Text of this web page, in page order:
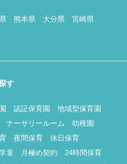
熊本県 大分県
宮崎県
す
認証保育園
地域型保育園
ナーサリールーム
幼稚園
夜間保育
休日保育
童 月極め契約
24時間保育